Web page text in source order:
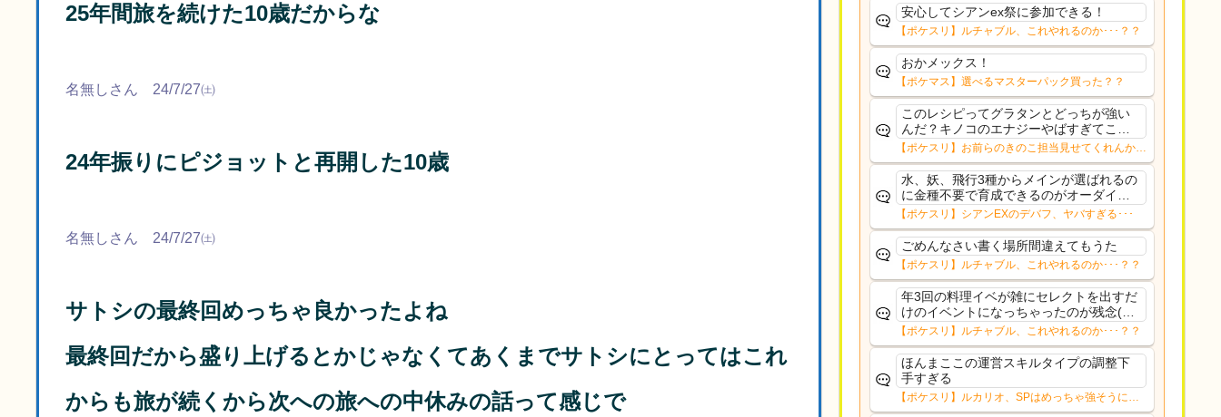
25年間旅を続けた10歳だからな
名無しさん 24/7/27㈯
24年振りにピジョットと再開した10歳
名無しさん 24/7/27㈯
サトシの最終回めっちゃ良かったよね
最終回だから盛り上げるとかじゃなくてあくまでサトシにとってはこれ
からも旅が続くから次への旅への中休みの話って感じで
安心してシアンex祭に参加できる！
【ポケスリ】ルチャブル、これやれるのか･･･？？
おかメックス！
【ポケマス】選べるマスターパック買った？？
このレシピってグラタンとどっちが強い
んだ？キノコのエナジーやばすぎてこっ
ちになるのかな？
【ポケスリ】お前らのきのこ担当見せてくれんか…
水、妖、飛行3種からメインが選ばれるの
に金種不要で育成できるのがオーダイル
くらいなのがきつい。せめてこの３種類
が毎週固定ならウォーグル、ピクシー育
成に金種リソース使おうと思えるけど…
その価値があるのか...
【ポケスリ】シアンEXのデバフ、ヤバすぎる･･･
ごめんなさい書く場所間違えてもうた
【ポケスリ】ルチャブル、これやれるのか･･･？？
年3回の料理イベが雑にセレクトを出すだ
けのイベントになっちゃったのが残念(ル
チャブル自体は好きです)EXデバフにして
もセレクト連打にしても各種AAAを揃え
終わったユーザーから更にサブレ課金を
引き出す為...
【ポケスリ】ルチャブル、これやれるのか･･･？？
ほんまここの運営スキルタイプの調整下
手すぎる
【ポケスリ】ルカリオ、SPはめっちゃ強そうにな
ったな